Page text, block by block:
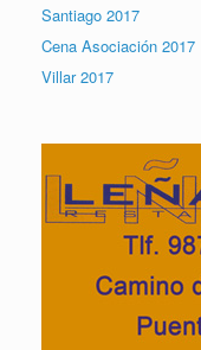
Santiago 2017
Cena Asociación 2017
Villar 2017